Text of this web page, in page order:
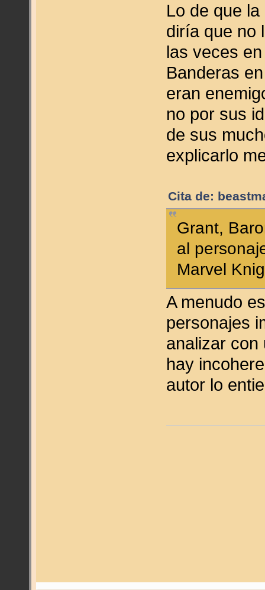
Lo de que
diría que no
las veces
Banderas
eran
no por sus
de sus
explicarlo
Cita de:
Grant,
al
Marvel
A menudo
personajes
analizar con
hay
autor lo